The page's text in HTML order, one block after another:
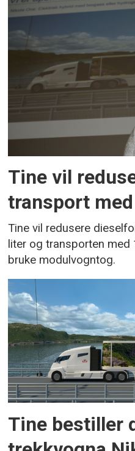
Tine vil
transport
Tine vil redusere
liter og transporten
bruke modulvogntog.
Tine bestiller